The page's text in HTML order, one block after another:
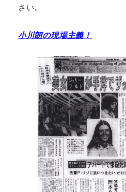
さい。
小川朗の現場主義！